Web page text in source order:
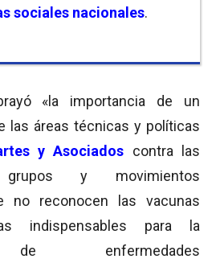
sociales nacionales.
«la importancia de un
las áreas técnicas y políticas
y Asociados contra las
y movimientos
no reconocen las vacunas
indispensables para la
de enfermedades